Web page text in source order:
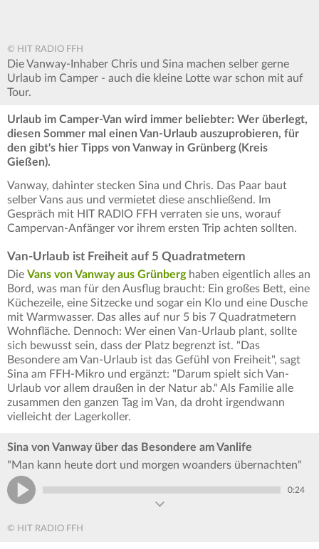
© HIT RADIO FFH
Die Vanway-Inhaber Chris und Sina machen selber gerne
Urlaub im Camper - auch die kleine Lotte war schon mit auf
Tour.
Urlaub im Camper-Van wird immer beliebter: Wer überlegt,
diesen Sommer mal einen Van-Urlaub auszuprobieren, für
den gibt's hier Tipps von Vanway in Grünberg (Kreis
Gießen).
Vanway, dahinter stecken Sina und Chris. Das Paar baut
selber Vans aus und vermietet diese anschließend. Im
Gespräch mit HIT RADIO FFH verraten sie uns, worauf
Campervan-Anfänger vor ihrem ersten Trip achten sollten.
Van-Urlaub ist Freiheit auf 5 Quadratmetern
Die Vans von Vanway aus Grünberghaben eigentlich alles an
Bord, was man für den Ausflug braucht: Ein großes Bett, eine
Küchezeile, eine Sitzecke und sogar ein Klo und eine Dusche
mit Warmwasser. Das alles auf nur 5 bis 7 Quadratmetern
Wohnfläche. Dennoch: Wer einen Van-Urlaub plant, sollte
sich bewusst sein, dass der Platz begrenzt ist. "Das
Besondere am Van-Urlaub ist das Gefühl von Freiheit", sagt
Sina am FFH-Mikro und ergänzt: "Darum spielt sich Van-
Urlaub vor allem draußen in der Natur ab." Als Familie alle
zusammen den ganzen Tag im Van, da droht irgendwann
vielleicht der Lagerkoller.
Sina von Vanway über das Besondere am Vanlife
"Man kann heute dort und morgen woanders übernachten"
0:24
© HIT RADIO FFH